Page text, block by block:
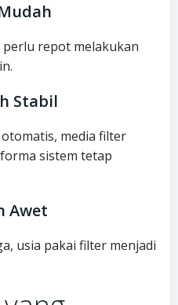
repot melakukan
Stabil
media filter
sistem tetap
Awet
usia pakai filter menjadi